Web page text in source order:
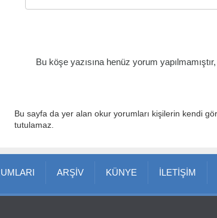
Bu köşe yazısına henüz yorum
Bu sayfa da yer alan okur yorumları kişilerin kendi
tutulamaz.
ARŞİV KÜNYE İLETİŞİM